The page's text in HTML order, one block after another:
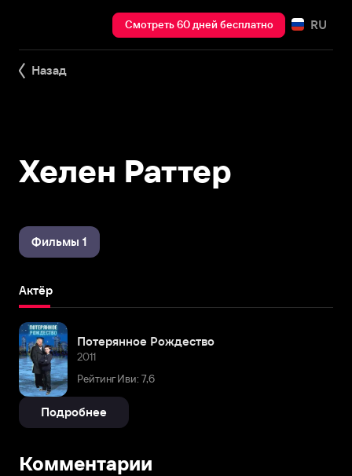
Смотреть 60 дней бесплатно RU
Назад
Хелен Раттер
Фильмы 1
Актёр
Потерянное Рождество
2011
Рейтинг Иви: 7,6
Подробнее
Комментарии